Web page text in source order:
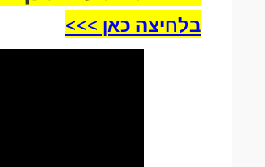
בלחיצה כאן >>>​